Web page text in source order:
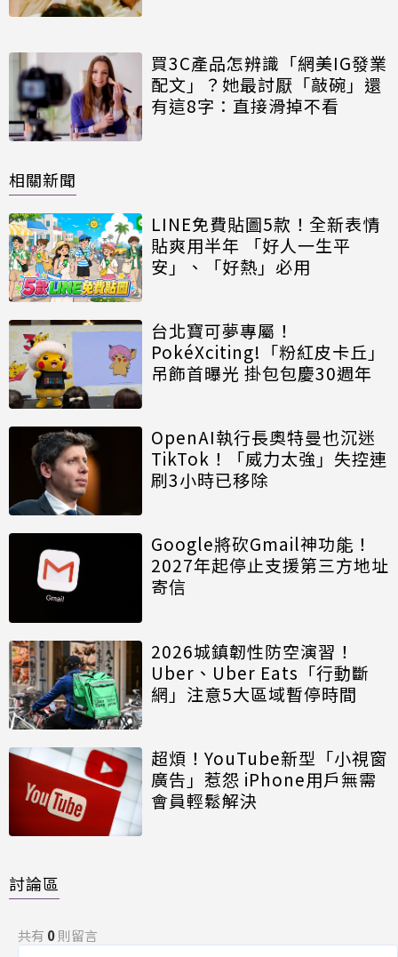
買3C產品怎辨識「網美IG發業
配文」？她最討厭「敲碗」還
有這8字：直接滑掉不看
相關新聞
LINE免費貼圖5款！全新表情
貼爽用半年 「好人一生平
安」、「好熱」必用
台北寶可夢專屬！
PokéXciting!「粉紅皮卡丘」
吊飾首曝光 掛包包慶30週年
OpenAI執行長奧特曼也沉迷
TikTok！「威力太強」失控連
刷3小時已移除
Google將砍Gmail神功能！
2027年起停止支援第三方地址
寄信
2026城鎮韌性防空演習！
Uber、Uber Eats「行動斷
網」注意5大區域暫停時間
超煩！YouTube新型「小視窗
廣告」惹怨 iPhone用戶無需
會員輕鬆解決
討論區
共有 0則留言